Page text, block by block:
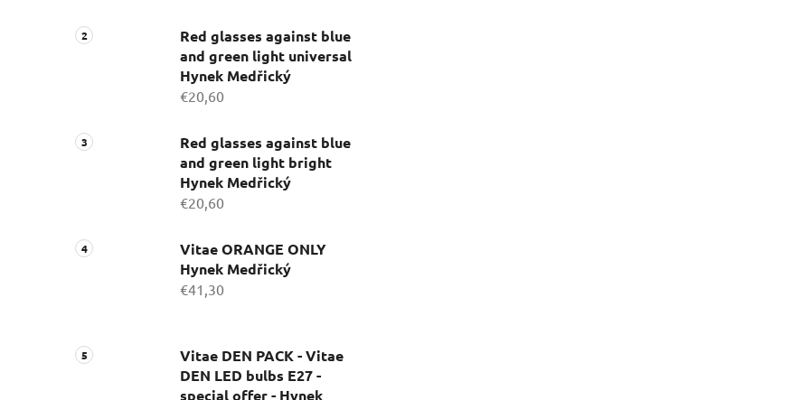
Red glasses against blue
and green light universal
Hynek Medřický
€20,60
Red glasses against blue
and green light bright
Hynek Medřický
€20,60
Vitae ORANGE ONLY
Hynek Medřický
€41,30
Vitae DEN PACK - Vitae
DEN LED bulbs E27 -
special offer - Hynek